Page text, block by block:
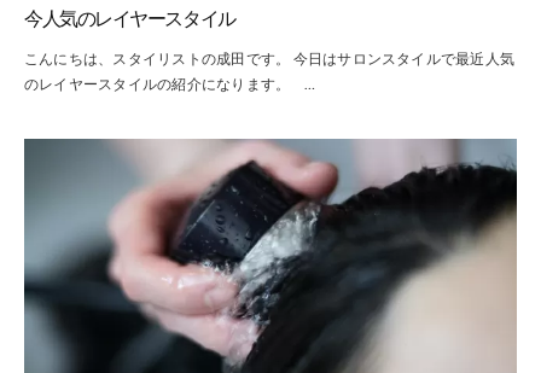
今人気のレイヤースタイル
こんにちは、スタイリストの成田です。 今日はサロンスタイルで最近人気
のレイヤースタイルの紹介になります。 …